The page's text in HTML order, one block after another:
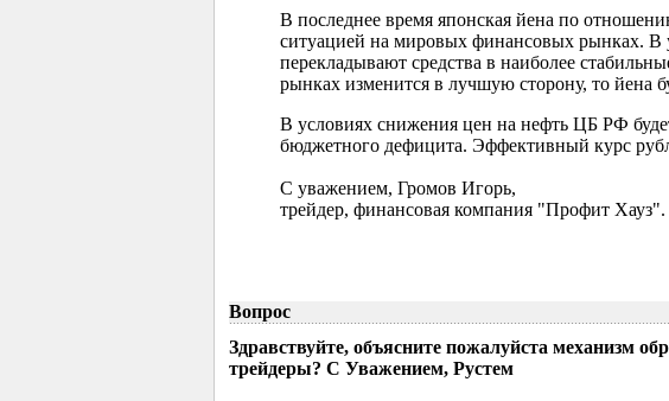
В последнее время японская йена по
ситуацией на мировых финансовых рынках. В
перекладывают средства в наиболее
рынках изменится в лучшую сторону, то йена
В условиях снижения цен на нефть ЦБ РФ
бюджетного дефицита. Эффективный курс
С уважением, Громов Игорь,
трейдер, финансовая компания "Профит Хауз".
Вопрос
Здравствуйте, объясните пожалуйста механизм
трейдеры? С Уважением, Рустем